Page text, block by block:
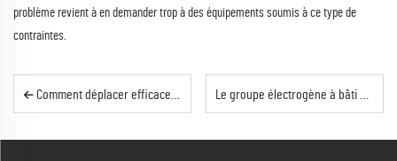
problème revient à en demander trop à des équipements soumis à ce type de
contraintes.
Comment déplacer efficacement un groupe électrogène mobile entre différents chantiers ?